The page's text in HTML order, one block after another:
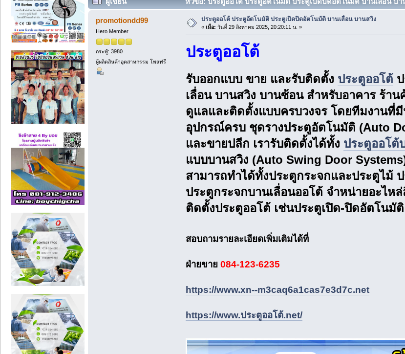
promotiondd99
Hero Member
กระทู้: 3980
ผู้ผลิตสินค้าอุตสาหกรรม โพสฟรี
ประตูออโต้ ประตูอัตโนมัติ ประตูเปิดปิดอัตโนมัติ บานเลื่อน บานสวิง
« เมื่อ: วันที่ 29 สิงหาคม 2025, 20:20:11 น. »
ประตูออโต้
รับออกแบบ ขาย และรับติดตั้ง ประตูออโต้
เลื่อน บานสวิง บานซ้อน สำหรับอาคาร ร้า
ดูแลและติดตั้งแบบครบวงจร โดยทีมงานที่
อุปกรณ์ครบ ชุดรางประตูอัตโนมัติ (Auto
และขายปลีก เรารับติดตั้งได้ทั้ง ประตูออโต้
แบบบานสวิง (Auto Swing Door
สามารถทำได้ทั้งประตูกระจกและประตูไม้
ประตูกระจกบานเลื่อนออโต้ จำหน่ายอะไห
ติดตั้งประตูออโต้ เช่นประตูเปิด-ปิดอัตโนมั
สอบถามรายละเอียดเพิ่มเติมได้ที่
ฝ่ายขาย 084-123-6235
https://www.xn--m3caq6a1cas7e3d7c.net
https://www.ประตูออโต้.net/